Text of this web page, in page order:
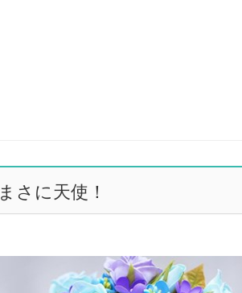
まさに天使！